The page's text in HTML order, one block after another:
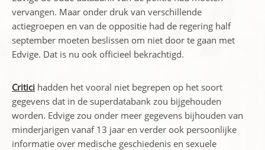
vervangen. Maar onder druk van verschillende
actiegroepen en van de oppositie had de regering half
september moeten beslissen om niet door te gaan met
Edvige. Dat is nu ook officieel bekrachtigd.
Critici hadden het vooral niet begrepen op het soort
gegevens dat in de superdatabank zou bijgehouden
worden. Edvige zou onder meer gegevens bijhouden van
minderjarigen vanaf 13 jaar en verder ook persoonlijke
informatie over medische geschiedenis en sexuele